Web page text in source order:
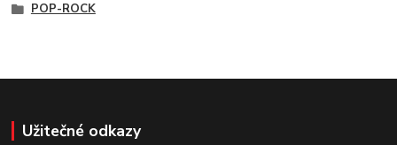
POP-ROCK
Užitečné odkazy